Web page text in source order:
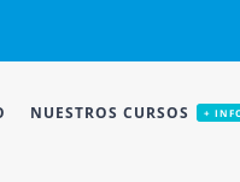
NUESTROS CURSOS +